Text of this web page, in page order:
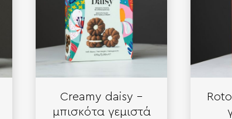
Creamy daisy –
μπισκότα γεμιστά